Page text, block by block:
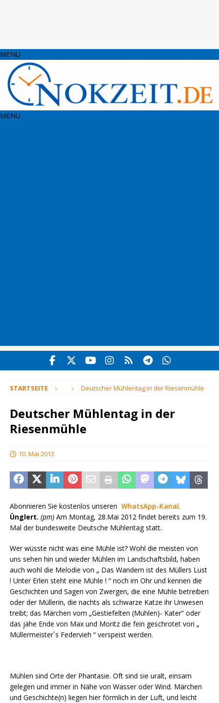
MENU
MENU
STARTSEITE Deutscher Mühlentag in der Riesenmühle
Deutscher Mühlentag in der
Riesenmühle
10. Mai 2012
Abonnieren Sie kostenlos unseren WhatsApp-Kanal.
Ünglert. (pm) Am Montag, 28.Mai 2012 findet bereits zum 19.
Mal der bundesweite Deutsche Mühlentag statt.
Wer wüsste nicht was eine Mühle ist? Wohl die meisten von
uns sehen hin und wieder Mühlen im Landschaftsbild, haben
auch wohl die Melodie von „ Das Wandern ist des Müllers Lust
! Unter Erlen steht eine Mühle ! “ noch im Ohr und kennen die
Geschichten und Sagen von Zwergen, die eine Mühle betreiben
oder der Müllerin, die nachts als schwarze Katze ihr Unwesen
treibt; das Märchen vom „Gestiefelten (Mühlen)- Kater“ oder
das jähe Ende von Max und Moritz die fein geschrotet von „
Müllermeister´s Federvieh “ verspeist werden.
Mühlen sind Orte der Phantasie. Oft sind sie uralt, einsam
gelegen und immer in Nähe von Wasser oder Wind. Märchen
und Geschichte(n) liegen hier förmlich in der Luft, und leicht